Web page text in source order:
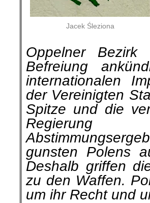
Jacek Śleziona
Oppelner Bezirk
Befreiung
internationalen
der Vereinigten
Spitze und die
gunsten Polens
Deshalb griffen
zu den Waffen.
um ihr Recht und